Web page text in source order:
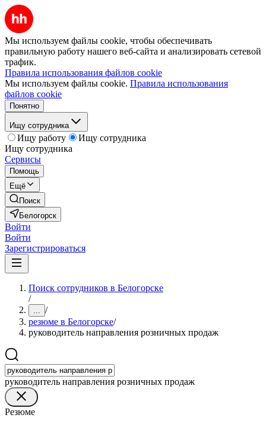
Мы используем файлы cookie, чтобы обеспечивать
правильную работу нашего веб-сайта и анализировать сетевой
трафик.
Правила использования файлов cookie
Мы используем файлы cookie. Правила использования
файлов cookie
Понятно
Ищу сотрудника
Ищу работу
Ищу сотрудника
Ищу сотрудника
Сервисы
Помощь
Ещё
Поиск
Белогорск
Войти
Войти
Зарегистрироваться
Поиск сотрудников в Белогорске
/
... /
резюме в Белогорске/
руководитель направления розничных продаж
руководитель направления розничных продаж
Резюме